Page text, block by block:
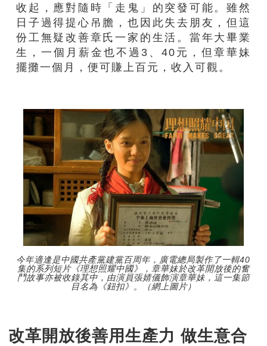
收起，應對隨時「走鬼」的突發可能。雖然
日子過得提心吊膽，也因此失去朋友，但這
份工無疑改善章氏一家的生活。當年大畢業
生，一個月薪金也不過3、40元，但章華妹
擺攤一個月，便可賺上百元，收入可觀。
今年適逢是中國共產黨建黨百周年，廣電總局製作了一輯40
集的系列短片《理想照耀中國》，章華妹於改革開放後的奮
鬥故事亦被收錄其中，由演員張婧儀飾演章華妹，這一集節
目名為《鈕扣》。（網上圖片）
改革開放後善用生產力 做生意合